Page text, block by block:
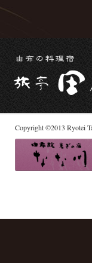
Copyright©2013 Ryotei